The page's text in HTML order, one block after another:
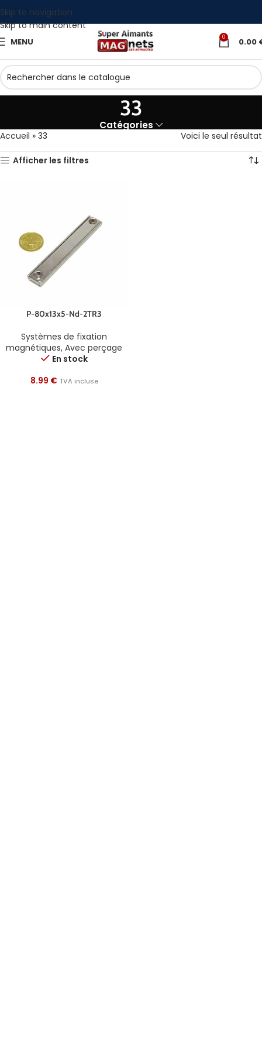
Skip to navigation
Skip to main content
MENU 0 0.00
33
Catégories
Accueil » 33 Voici le seul résultat
Afficher les filtres
P-80x13x5-Nd-2TR3
Systèmes de fixation
magnétiques, Avec perçage
En stock
8.99 € TVA incluse